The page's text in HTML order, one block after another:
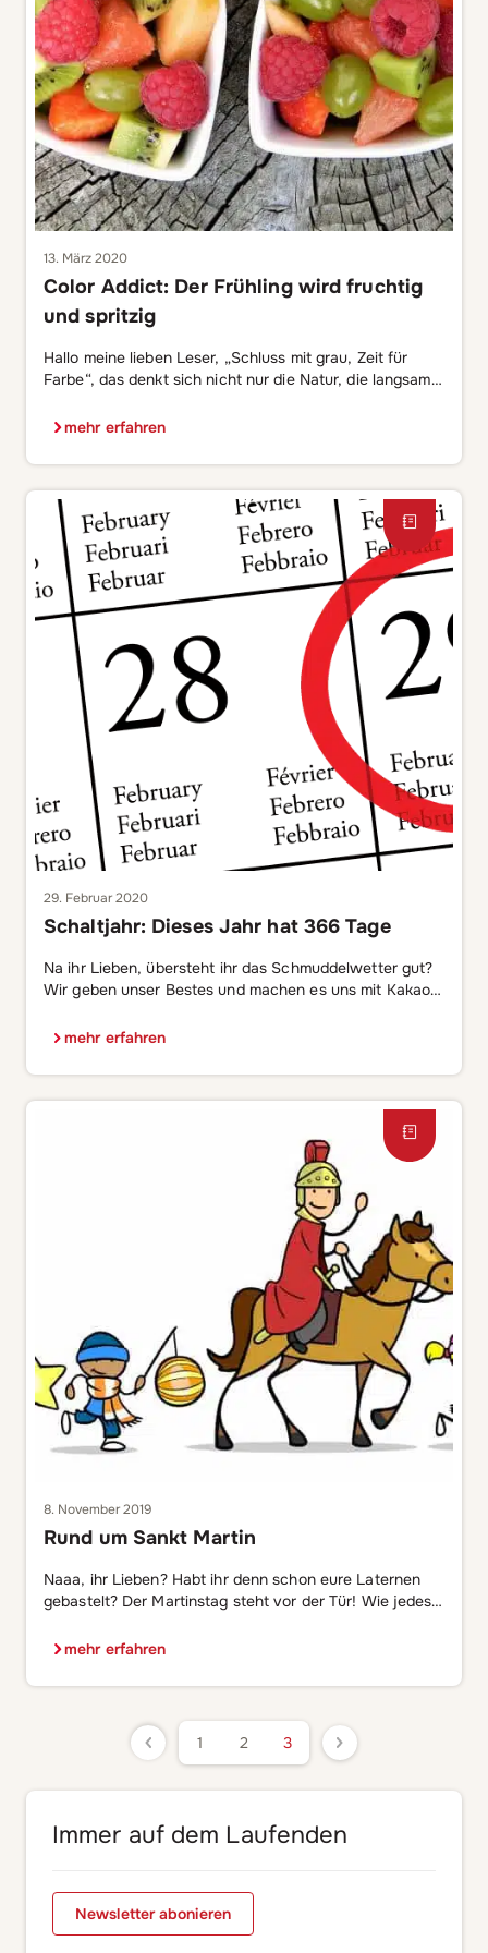
13. März 2020
Color Addict: Der Frühling wird fruchtig
und spritzig
Hallo meine lieben Leser, „Schluss mit grau, Zeit für
Farbe“, das denkt sich nicht nur die Natur, die langsam
auch das perfekte Motto für unser beliebtes Spiel Color
bekommen und ist jetzt auch in den Versionen Fruity,
Kids und Drinks […]
mehr erfahren
29. Februar 2020
Schaltjahr: Dieses Jahr hat 366 Tage
Na ihr Lieben, übersteht ihr das Schmuddelwetter gut?
Wir geben unser Bestes und machen es uns mit Kakao
eine Sache hilft uns ganz besonders dabei viel Zeit
beinhaltet ein Spiel für jeden Tag des Jahres und bietet
damit genug […]
mehr erfahren
8. November 2019
Rund um Sankt Martin
Naaa, ihr Lieben? Habt ihr denn schon eure Laternen
gebastelt? Der Martinstag steht vor der Tür! Wie jedes
durch die Straßen ziehen und „Ich geh mit meiner
zumindest schon voll in den Vorbereitungen. Aber das
mehr erfahren
1 2 3
Immer auf dem Laufenden
Newsletter abonieren